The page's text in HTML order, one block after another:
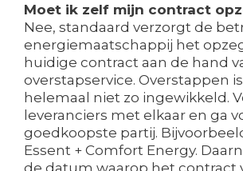
Moet ik zelf mijn contract
Nee, standaard verzorgt de
energiemaatschappij het
huidige contract aan de hand
overstapservice. Overstappen
helemaal niet zo ingewikkeld.
leveranciers met elkaar en ga
goedkoopste partij.
Essent + Comfort Energy.
de datum waarop het contract